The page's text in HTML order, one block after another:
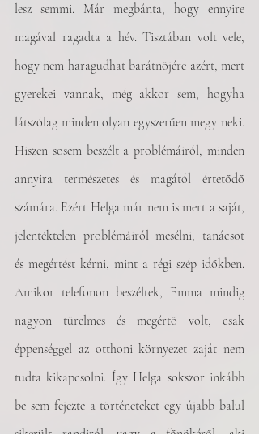
lesz semmi. Már megbánta, hogy ennyire
magával ragadta a hév. Tisztában volt vele,
hogy nem haragudhat barátnőjére azért, mert
gyerekei vannak, még akkor sem, hogyha
látszólag minden olyan egyszerűen megy neki.
Hiszen sosem beszélt a problémáiról, minden
annyira természetes és magától értetődő
számára. Ezért Helga már nem is mert a saját,
jelentéktelen problémáiról mesélni, tanácsot
és megértést kérni, mint a régi szép időkben.
Amikor telefonon beszéltek, Emma mindig
nagyon türelmes és megértő volt, csak
éppenséggel az otthoni környezet zaját nem
tudta kikapcsolni. Így Helga sokszor inkább
be sem fejezte a történeteket egy újabb balul